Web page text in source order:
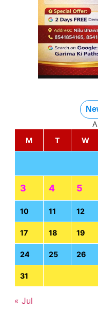
M
T W
3 4 5
10 11 12
17 18 19
24 25 26
31
« Jul